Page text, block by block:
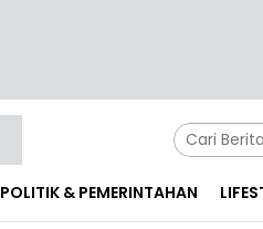
POLITIK & PEMERINTAHAN